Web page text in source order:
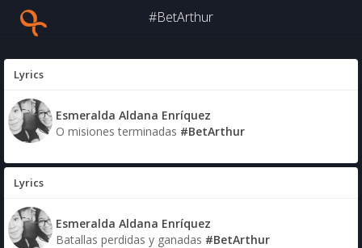
#BetArthur
Lyrics
Esmeralda Aldana Enríquez
O misiones terminadas #BetArthur
Lyrics
Esmeralda Aldana Enríquez
Batallas perdidas y ganadas #BetArthur